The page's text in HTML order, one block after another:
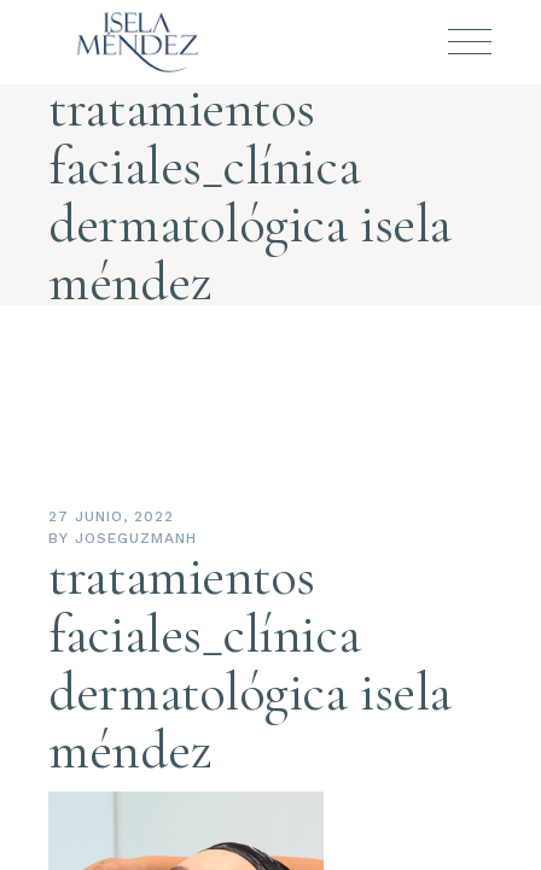
tratamientos
faciales_clínica
dermatológica isela
méndez
27 JUNIO, 2022
BY JOSEGUZMANH
tratamientos
faciales_clínica
dermatológica isela
méndez